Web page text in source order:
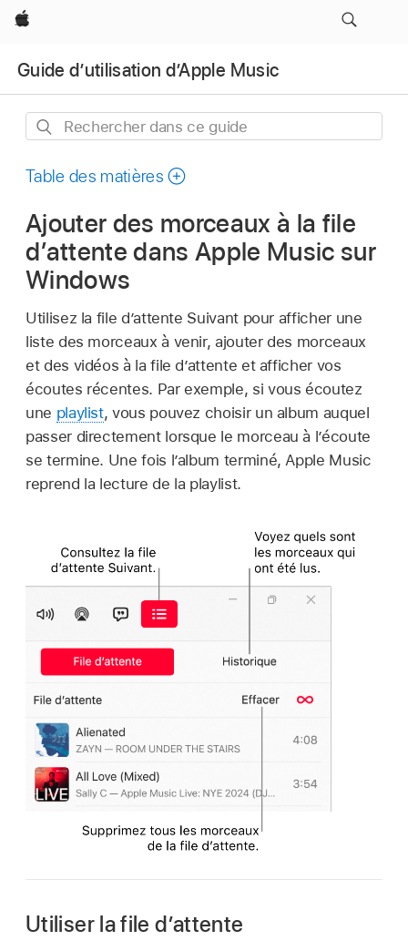
Apple
Guide d’utilisation d’Apple Music
Rechercher
ce
Table des matières
Ajouter des morceaux à la file
dʼattente dans Apple Music sur
Windows
Utilisez la file dʼattente Suivant pour afficher une
liste des morceaux à venir, ajouter des morceaux
et des vidéos à la file dʼattente et afficher vos
écoutes récentes. Par exemple, si vous écoutez
une playlist, vous pouvez choisir un album auquel
passer directement lorsque le morceau à l’écoute
se termine. Une fois l’album terminé, Apple Music
reprend la lecture de la playlist.
Utiliser la file dʼattente